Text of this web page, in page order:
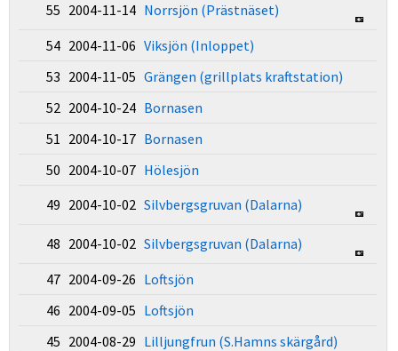
55 2004-11-14 Norrsjön (Prästnäset)
54 2004-11-06 Viksjön (Inloppet)
53 2004-11-05 Grängen (grillplats kraftstation)
52 2004-10-24 Bornasen
51 2004-10-17 Bornasen
50 2004-10-07 Hölesjön
49 2004-10-02 Silvbergsgruvan (Dalarna)
48 2004-10-02 Silvbergsgruvan (Dalarna)
47 2004-09-26 Loftsjön
46 2004-09-05 Loftsjön
45 2004-08-29 Lilljungfrun (S.Hamns skärgård)